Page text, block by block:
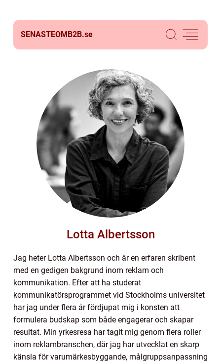
SENASTEOMB2B.se
Lotta Albertsson
Jag heter Lotta Albertsson och är en erfaren skribent
med en gedigen bakgrund inom reklam och
kommunikation. Efter att ha studerat
kommunikatörsprogrammet vid Stockholms universitet
har jag under flera år fördjupat mig i konsten att
formulera budskap som både engagerar och skapar
resultat. Min yrkesresa har tagit mig genom flera roller
inom reklambranschen, där jag har utvecklat en skarp
känsla för varumärkesbyggande, målgruppsanpassning